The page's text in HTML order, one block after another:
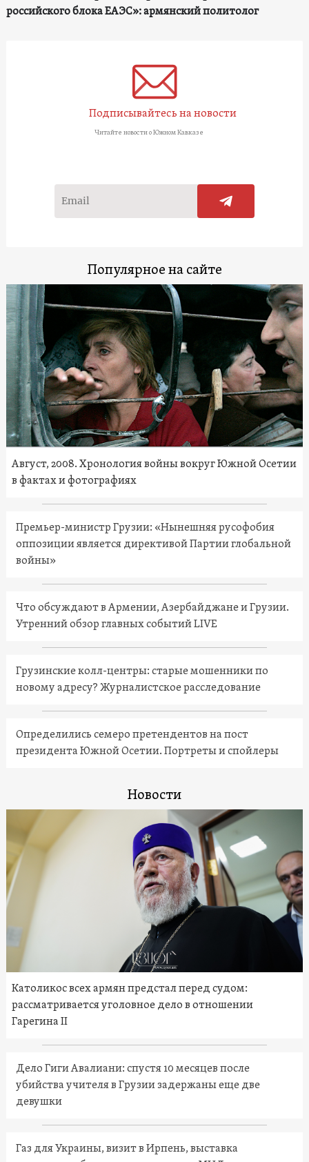
российского блока ЕАЭС»: армянский политолог
Подписывайтесь на новости
Читайте новости о Южном Кавказе
Популярное на сайте
Август, 2008. Хронология войны вокруг Южной Осетии
в фактах и фотографиях
Премьер-министр Грузии: «Нынешняя русофобия
оппозиции является директивой Партии глобальной
войны»
Что обсуждают в Армении, Азербайджане и Грузии.
Утренний обзор главных событий LIVE
Грузинские колл-центры: старые мошенники по
новому адресу? Журналистское расследование
Определились семеро претендентов на пост
президента Южной Осетии. Портреты и спойлеры
Новости
Католикос всех армян предстал перед судом:
рассматривается уголовное дело в отношении
Гарегина II
Дело Гиги Авалиани: спустя 10 месяцев после
убийства учителя в Грузии задержаны еще две
девушки
Газ для Украины, визит в Ирпень, выставка